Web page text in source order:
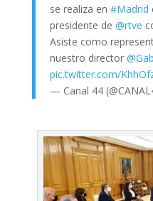
se realiza en #Madrid
presidente de @rtve
Asiste como
nuestro director
pic.twitter.com/
— Canal 44